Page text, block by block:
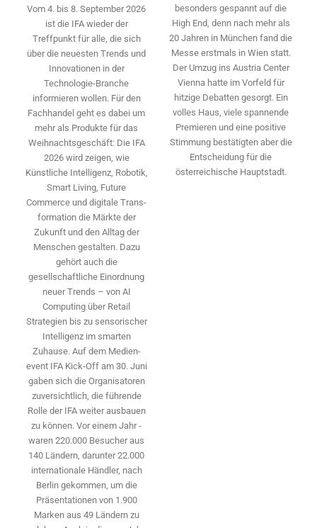
Vom 4. bis 8. September 2026
ist die IFA wieder der
Treffpunkt für alle, die sich
über die neuesten Trends und
Innovationen in der
Technologie-­Branche
informieren wollen. Für den
Fachhandel geht es dabei um
mehr als Produkte für das
Weihnachtsgeschäft: Die IFA
2026 wird ­zeigen, wie
Künstliche Intelligenz, Robotik,
Smart Living, Future
Commerce und digitale Trans­
formation die Märkte der
Zukunft und den Alltag der
Menschen gestalten. Dazu
gehört auch die
gesellschaftliche Einordnung
neuer Trends – von AI
Computing über Retail
Strategien bis zu sensorischer
Intelligenz im smarten
Zuhause. Auf dem Medien­
event IFA Kick-Off am 30. Juni
gaben sich die Organisatoren
zuversichtlich, die führende
Rolle der IFA weiter ausbauen
zu können. Vor einem Jahr ­
waren 220.000 Besucher aus
140 ­Ländern, ­darunter 22.000
internationale Händler, nach
Berlin gekommen, um die
Präsen­tationen von 1.900
Marken aus 49 Ländern zu
besonders gespannt auf die
High End, denn nach mehr als
20 Jahren in München fand die
Messe erstmals in Wien statt.
Der Umzug ins Austria Center
Vienna hatte im Vorfeld für
hitzige Debatten gesorgt. Ein
volles Haus, viele spannende
Premieren und eine positive
Stimmung bestätigten aber die
Entscheidung für die
österreichische Hauptstadt.